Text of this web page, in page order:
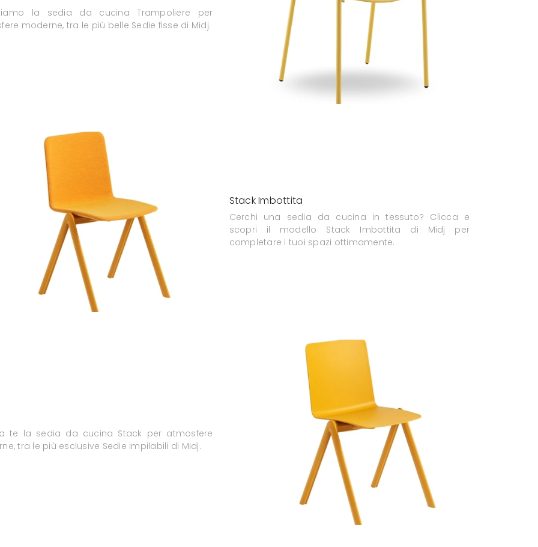
la sedia da cucina Trampoliere per
moderne, tra le più belle Sedie fisse di Midj.
Stack Imbottita
Cerchi una sedia da cucina in tessuto? Clicca e
scopri il modello Stack Imbottita di Midj per
completare i tuoi spazi ottimamente.
te la sedia da cucina Stack per atmosfere
tra le più esclusive Sedie impilabili di Midj.